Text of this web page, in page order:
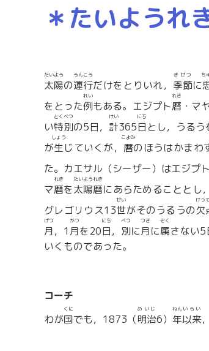
＊たいようれ
太陽
たいよう
の運行
うんこう
だけをとりいれ， 季節
きせつ
に
ち
をとった例
れい
もある。エジプト暦
れき
・マ
い特別
とくべつ
の5日， 計
けい
365日
にち
とし，うるう
が生
しょう
じていくが， 暦
こよみ
のほうはかまわ
た。カエサル（シーザー）はエジプト
マ暦
れき
を太陽暦
たいようれき
にあらためることとし
グレゴリウス13世
せい
がそのうるうの欠
けっ
月
げつ
，1 月
がつ
を20日
にち
， 別
べつ
に月
つき
に属
ぞく
さない5
いくものであった。
コーチ
わが国
くに
でも，1873（明治
めいじ
6） 年
ねん
以来
いらい